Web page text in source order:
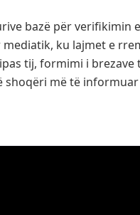
bazë për
ku lajmet e
tij, formimi i
shoqëri më të